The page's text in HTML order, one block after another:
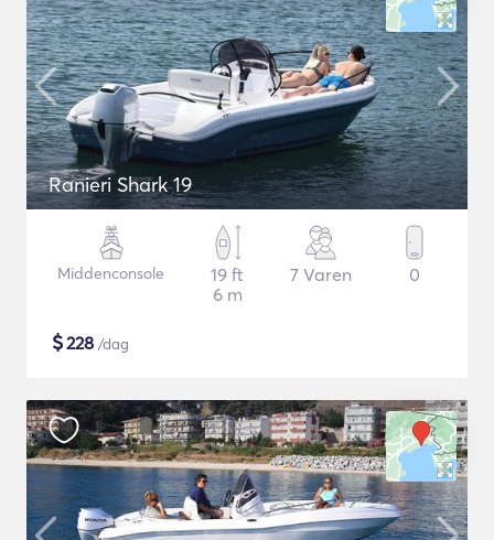
Ranieri Shark 19
Middenconsole
19 ft
6 m
7 Varen 0
$228 /dag